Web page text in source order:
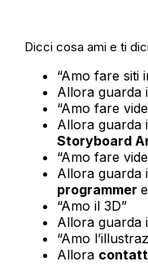
Dicci cosa ami e ti
“Amo fare siti
Allora guarda
“Amo fare
Allora guarda
Storyboard
“Amo fare
Allora guarda
programmer e
“Amo il 3D”
Allora guarda
“Amo
Allora